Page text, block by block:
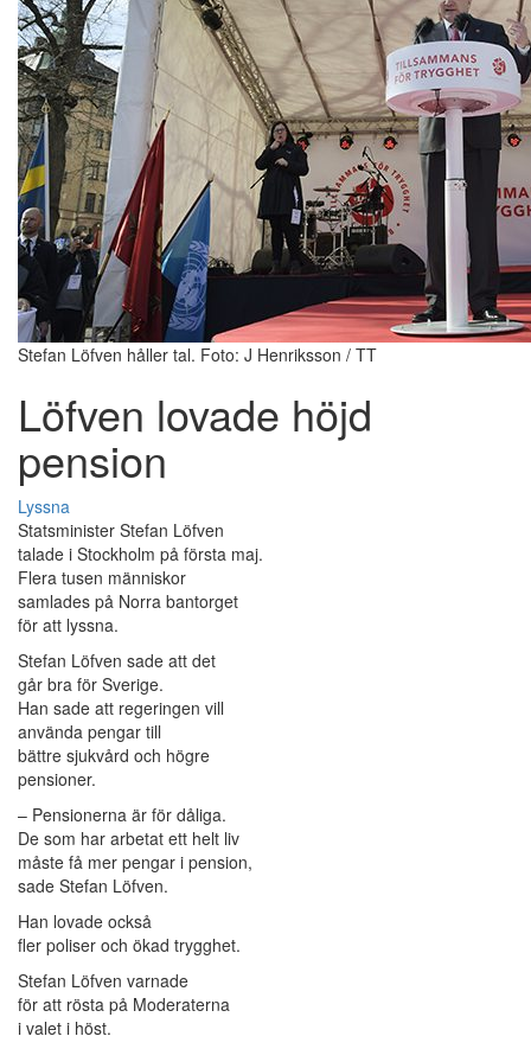
Stefan Löfven håller tal. Foto: J Henriksson / TT
Löfven lovade höjd
pension
Lyssna
Statsminister Stefan Löfven
talade i Stockholm på första maj.
Flera tusen människor
samlades på Norra bantorget
för att lyssna.
Stefan Löfven sade att det
går bra för Sverige.
Han sade att regeringen vill
använda pengar till
bättre sjukvård och högre
pensioner.
– Pensionerna är för dåliga.
De som har arbetat ett helt liv
måste få mer pengar i pension,
sade Stefan Löfven.
Han lovade också
fler poliser och ökad trygghet.
Stefan Löfven varnade
för att rösta på Moderaterna
i valet i höst.